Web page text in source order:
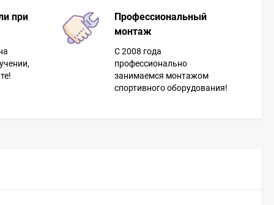
при
Профессиональный
монтаж
С 2008 года
профессионально
занимаемся монтажом
спортивного оборудования!